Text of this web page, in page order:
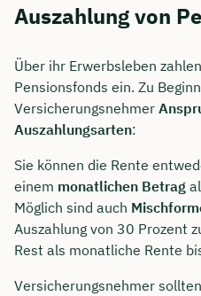
Auszahlung von
Über ihr Erwerbsleben
Pensionsfonds ein. Zu
Versicherungsnehmer
Auszahlungsarten:
Sie können die Rente
einem monatlichen Betrag
Möglich sind auch
Auszahlung von 30 Prozent
Rest als monatliche Rente
Versicherungsnehmer